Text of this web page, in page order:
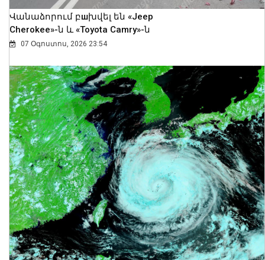
Վանաձորում բшխվել են «Jeep
Cherokee»-ն և «Toyota Camry»-ն
07 Օգոստոս, 2026 23:54